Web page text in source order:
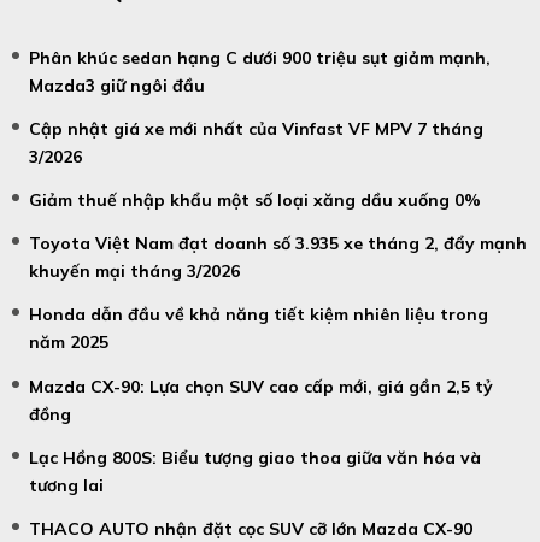
Phân khúc sedan hạng C dưới 900 triệu sụt giảm mạnh,
Mazda3 giữ ngôi đầu
Cập nhật giá xe mới nhất của Vinfast VF MPV 7 tháng
3/2026
Giảm thuế nhập khẩu một số loại xăng dầu xuống 0%
Toyota Việt Nam đạt doanh số 3.935 xe tháng 2, đẩy mạnh
khuyến mại tháng 3/2026
Honda dẫn đầu về khả năng tiết kiệm nhiên liệu trong
năm 2025
Mazda CX-90: Lựa chọn SUV cao cấp mới, giá gần 2,5 tỷ
đồng
Lạc Hồng 800S: Biểu tượng giao thoa giữa văn hóa và
tương lai
THACO AUTO nhận đặt cọc SUV cỡ lớn Mazda CX-90